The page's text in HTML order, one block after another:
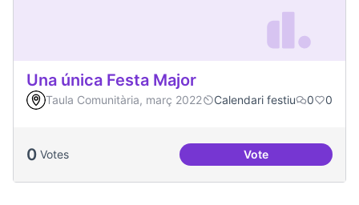
Una única Festa Major
Taula Comunitària, març 2022 Calendari festiu 0 0
0 Votes VoteUna única Festa